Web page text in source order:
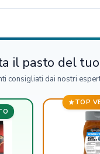
il pasto del
consigliati dai nostri
TOP